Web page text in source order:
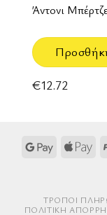
Άντονι
€12.72
Google
ΤΡΌΠΟΙ
ΠΟΛΙΤΙΚΉ